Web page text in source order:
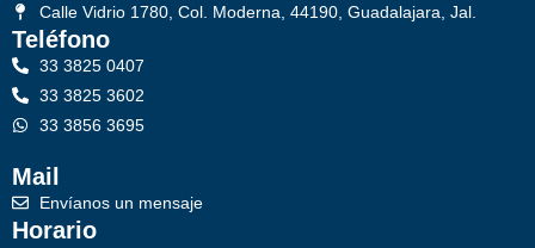
Calle Vidrio 1780, Col. Moderna, 44190, Guadalajara, Jal.
Teléfono
33 3825 0407
33 3825 3602
33 3856 3695
Mail
Envíanos un mensaje
Horario